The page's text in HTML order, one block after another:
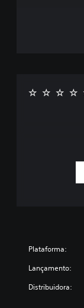
Plataforma:
Lançamento:
Distribuidora: